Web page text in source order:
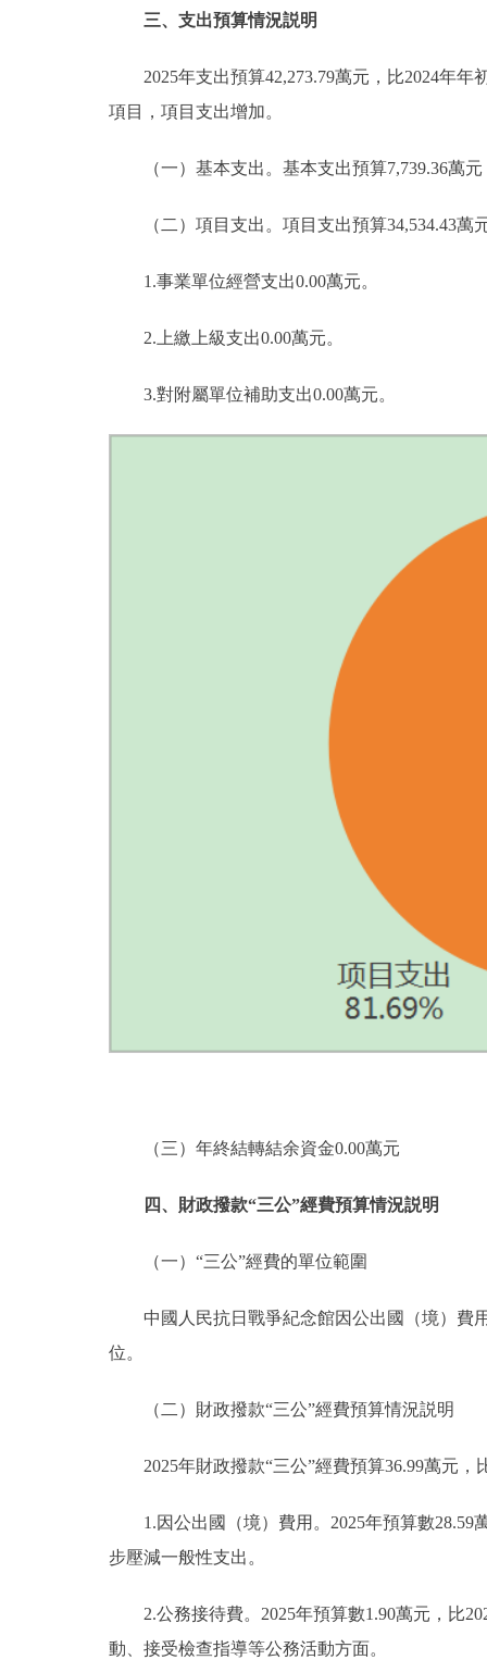
三、支出預算情況説明
2025年支出預算42,273.79萬元，比2024年年
項目，項目支出增加。
（一）基本支出。基本支出預算7,739.36萬元
（二）項目支出。項目支出預算34,534.43萬元
1.事業單位經營支出0.00萬元。
2.上繳上級支出0.00萬元。
3.對附屬單位補助支出0.00萬元。
（三）年終結轉結余資金0.00萬元
四、財政撥款“三公”經費預算情況説明
（一）“三公”經費的單位範圍
中國人民抗日戰爭紀念館因公出國（境）費用
位。
（二）財政撥款“三公”經費預算情況説明
2025年財政撥款“三公”經費預算36.99萬元，
1.因公出國（境）費用。2025年預算數28.59
步壓減一般性支出。
2.公務接待費。2025年預算數1.90萬元，比
動、接受檢查指導等公務活動方面。